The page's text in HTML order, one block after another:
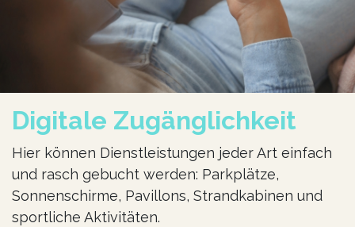
Digitale Zugänglichkeit
Hier können Dienstleistungen jeder Art einfach
und rasch gebucht werden: Parkplätze,
Sonnenschirme, Pavillons, Strandkabinen und
sportliche Aktivitäten.